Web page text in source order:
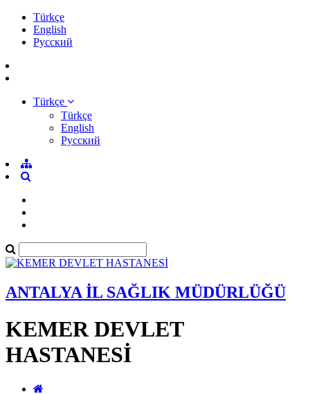
Türkçe
English
Pусский
Türkçe
Türkçe
English
Pусский
ANTALYA İL SAĞLIK MÜDÜRLÜĞÜ
KEMER DEVLET
HASTANESİ